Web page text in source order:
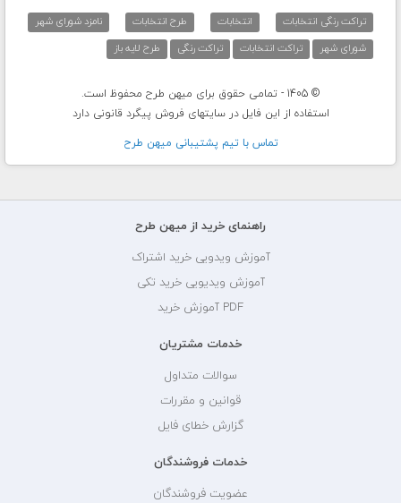
تراکت رنگی انتخابات انتخابات طرح انتخابات
نامزد شورای شهر
شورای شهر
تراکت انتخابات تراکت رنگی طرح لایه باز
© 1405 - تمامی حقوق برای میهن طرح محفوظ است.
استفاده از این فایل در سایتهای فروش پیگرد قانونی دارد
تماس با تيم پشتيبانی ميهن طرح
راهنمای خرید از میهن طرح
آموزش ویدویی خرید اشتراک
آموزش ویدیویی خرید تکی
PDF آموزش خرید
خدمات مشتریان
سوالات متداول
قوانین و مقررات
گزارش خطای فایل
خدمات فروشندگان
عضویت فروشندگان